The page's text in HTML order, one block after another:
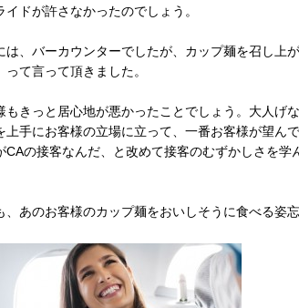
イドが許さなかったのでしょう。
は、バーカウンターでしたが、カップ麺を召し上
って言って頂きました。
もきっと居心地が悪かったことでしょう。大人げ
上手にお客様の立場に立って、一番お客様が望ん
CAの接客なんだ、と改めて接客のむずかしさを学
、あのお客様のカップ麺をおいしそうに食べる姿忘